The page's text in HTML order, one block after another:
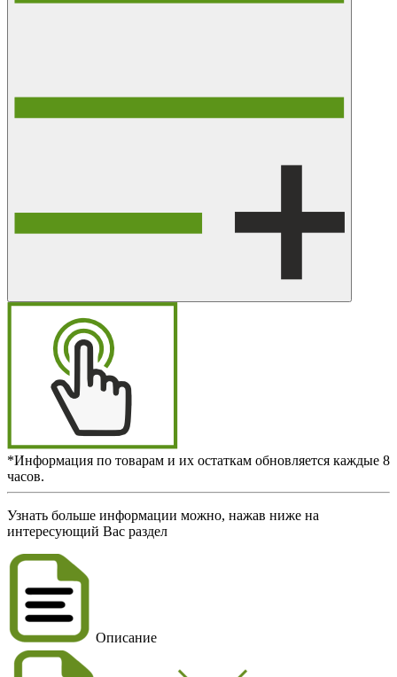
*Информация по товарам и их остаткам обновляется каждые 8
часов.
Узнать больше информации можно, нажав ниже на
интересующий Вас раздел
Описание